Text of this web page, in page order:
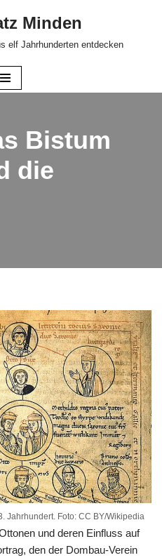
Minden
elf Jahrhunderten entdecken
Bistum
die
Jahrhundert. Foto: CC BY/Wikipedia
und deren Einfluss auf
den der Dombau-Verein